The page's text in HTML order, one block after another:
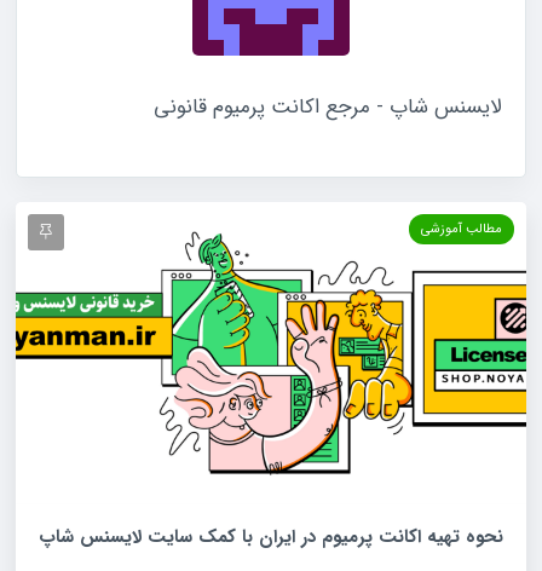
لایسنس شاپ - مرجع اکانت پرمیوم قانونی
مطالب آموزشی
نحوه تهیه اکانت پرمیوم در ایران با کمک سایت لایسنس شاپ